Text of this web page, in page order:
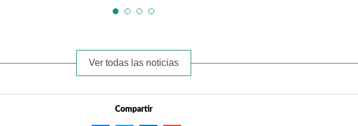
Ver todas las noticias
Compartir